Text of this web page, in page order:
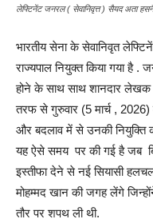
लेफ्टिनेंट जनरल ( सेवानिवृत्त ) सैयद अता
भारतीय सेना के सेवानिवृत
राज्यपाल नियुक्त किया गया है
होने के साथ साथ शानदार लेखक
तरफ से गुरुवार (5 मार्च , 2026)
और बदलाव में से उनकी नियुक्ति
यह ऐसे समय पर की गई है जब
इस्तीफा देने से नई सियासी
मोहम्मद खान की जगह लेंगे
तौर पर शपथ ली थी.